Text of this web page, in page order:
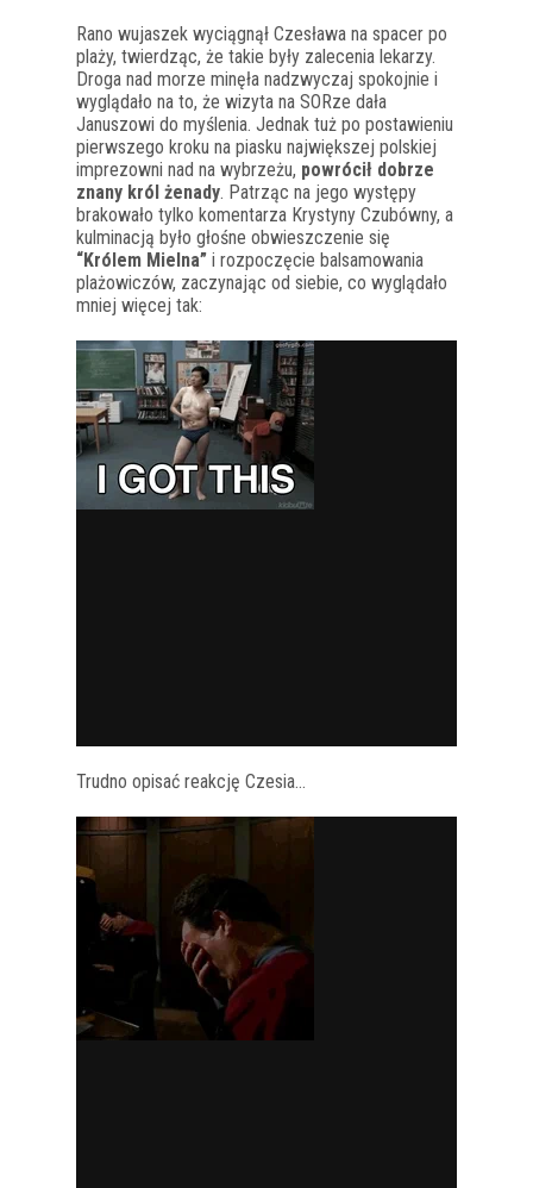
Rano wujaszek wyciągnął Czesława na spacer po
plaży, twierdząc, że takie były zalecenia lekarzy.
Droga nad morze minęła nadzwyczaj spokojnie i
wyglądało na to, że wizyta na SORze dała
Januszowi do myślenia. Jednak tuż po postawieniu
pierwszego kroku na piasku największej polskiej
imprezowni nad na wybrzeżu, powrócił dobrze
znany król żenady. Patrząc na jego występy
brakowało tylko komentarza Krystyny Czubówny, a
kulminacją było głośne obwieszczenie się
“Królem Mielna” i rozpoczęcie balsamowania
plażowiczów, zaczynając od siebie, co wyglądało
mniej więcej tak:
Trudno opisać reakcję Czesia…